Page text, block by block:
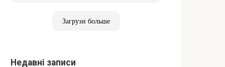
Загрузи больше
Недавні записи